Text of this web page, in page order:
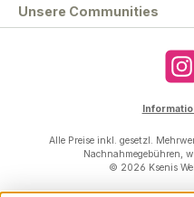
Unsere Communities
Alle Preise inkl. gesetzl.
Nachnahmegebühren,
© 2026 Ksenis